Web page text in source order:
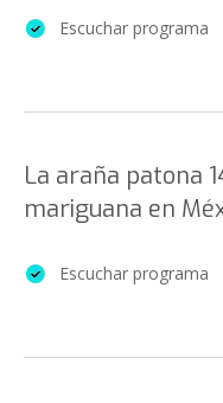
Escuchar programa
La araña patona
mariguana en
Escuchar programa